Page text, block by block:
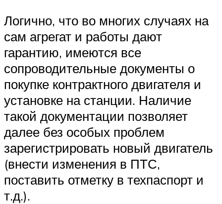
Логично, что во многих случаях на
сам агрегат и работы дают
гарантию, имеются все
сопроводительные документы о
покупке контрактного двигателя и
установке на станции. Наличие
такой документации позволяет
далее без особых проблем
зарегистрировать новый двигатель
(внести изменения в ПТС,
поставить отметку в техпаспорт и
т.д.).